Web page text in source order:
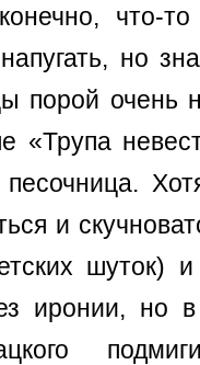
что-
но
порой очень
«Трупа
и
шуток) и
иронии, но